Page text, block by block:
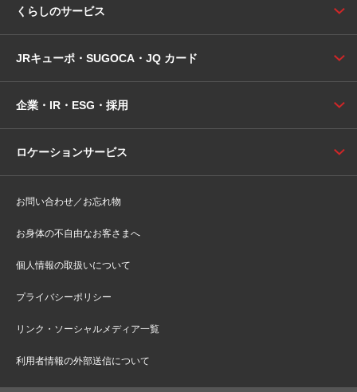
くらしのサービス
JRキューポ・SUGOCA・JQ カード
企業・IR・ESG・採用
ロケーションサービス
お問い合わせ／お忘れ物
お身体の不自由なお客さまへ
個人情報の取扱いについて
プライバシーポリシー
リンク・ソーシャルメディア一覧
利用者情報の外部送信について